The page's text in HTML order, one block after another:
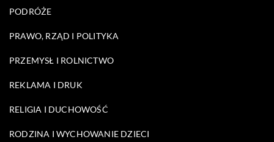
PODRÓŻE
PRAWO, RZĄD I POLITYKA
PRZEMYSŁ I ROLNICTWO
REKLAMA I DRUK
RELIGIA I DUCHOWOŚĆ
RODZINA I WYCHOWANIE DZIECI